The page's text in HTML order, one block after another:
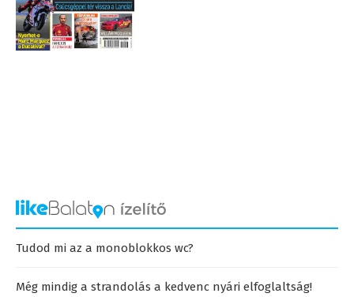
Tudod mi az a monoblokkos wc?
Még mindig a strandolás a kedvenc nyári elfoglaltság!